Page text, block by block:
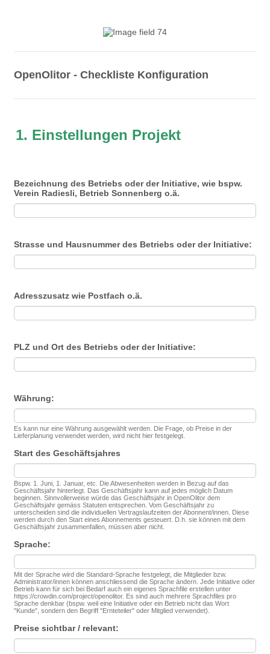
OpenOlitor - Checkliste Konfiguration
1. Einstellungen Projekt
Bezeichnung des Betriebs oder der Initiative, wie bspw.
Verein Radiesli, Betrieb Sonnenberg o.ä.
Strasse und Hausnummer des Betriebs oder der Initiative:
Adresszusatz wie Postfach o.ä.
PLZ und Ort des Betriebs oder der Initiative:
Währung:
Es kann nur eine Währung ausgewählt werden. Die Frage, ob Preise in der
Lieferplanung verwendet werden, wird nicht hier festgelegt.
Start des Geschäftsjahres
Bspw. 1. Juni, 1. Januar, etc. Die Abwesenheiten werden in Bezug auf das
Geschäftsjahr hinterlegt. Das Geschäftsjahr kann auf jedes möglich Datum
beginnen. Sinnvollerweise würde das Geschäftsjahr in OpenOlitor dem
Geschäftsjahr gemäss Statuten entsprechen. Vom Geschäftsjahr zu
unterscheiden sind die individuellen Vertragslaufzeiten der Abonnent/innen. Diese
werden durch den Start eines Abonnements gesteuert. D.h. sie können mit dem
Geschäftsjahr zusammenfallen, müssen aber nicht.
Sprache:
Mit der Sprache wird die Standard-Sprache festgelegt, die Mitglieder bzw.
Administrator/innen können anschliessend die Sprache ändern. Jede Initiative oder
Betrieb kann für sich bei Bedarf auch ein eigenes Sprachfile erstellen unter
https://crowdin.com/project/openolitor. Es sind auch mehrere Sprachfiles pro
Sprache denkbar (bspw. weil eine Initiative oder ein Betrieb nicht das Wort
"Kunde", sondern den Begriff "Ernteteiler" oder Mitglied verwendet).
Preise sichtbar / relevant: